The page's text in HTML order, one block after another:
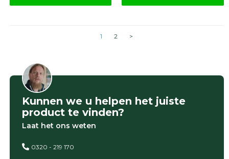
1 2 >
Kunnen we u helpen het juiste
product te vinden?
Laat het ons weten
0320 - 219 170